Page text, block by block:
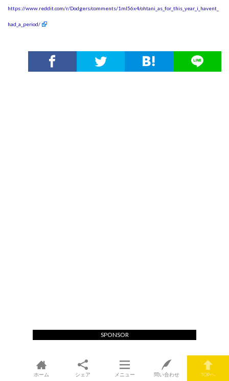
https://www.reddit.com/r/Dodgers/comments/1ml56x4/ohtani_as_for_this_year_i_havent_
had_a_period/
SPONSOR
ホーム シェア メニュー 問い合わせ TOPへ